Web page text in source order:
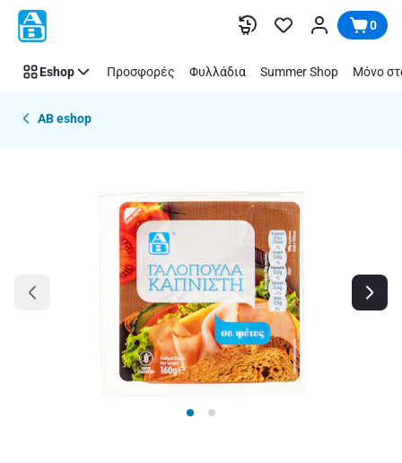
Παράλειψη 0
Eshop Προσφορές Φυλλάδια Summer Shop Μόνο
AB eshop